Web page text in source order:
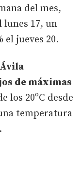
del mes,
lunes 17, un
el jueves 20.
Ávila
de máximas
los 20ºC desde
temperatura